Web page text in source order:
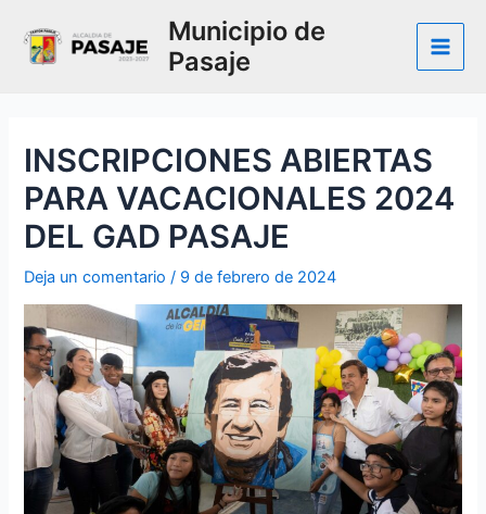
contenido
Municipio de
Pasaje
Main
INSCRIPCIONES ABIERTAS
PARA VACACIONALES 2024
DEL GAD PASAJE
Deja un comentario / 9 de febrero de 2024